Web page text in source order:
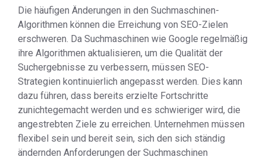
Die häufigen Änderungen in den Suchmaschinen-
Algorithmen können die Erreichung von SEO-Zielen
erschweren. Da Suchmaschinen wie Google regelmäßig
ihre Algorithmen aktualisieren, um die Qualität der
Suchergebnisse zu verbessern, müssen SEO-
Strategien kontinuierlich angepasst werden. Dies kann
dazu führen, dass bereits erzielte Fortschritte
zunichtegemacht werden und es schwieriger wird, die
angestrebten Ziele zu erreichen. Unternehmen müssen
flexibel sein und bereit sein, sich den sich ständig
ändernden Anforderungen der Suchmaschinen